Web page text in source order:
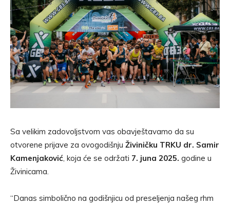
Sa velikim zadovoljstvom vas obavještavamo da su
otvorene prijave za ovogodišnju Živiničku TRKU dr. Samir
Kamenjaković, koja će se održati 7. juna 2025. godine u
Živinicama.
“Danas simbolično na godišnjicu od preseljenja našeg rhm